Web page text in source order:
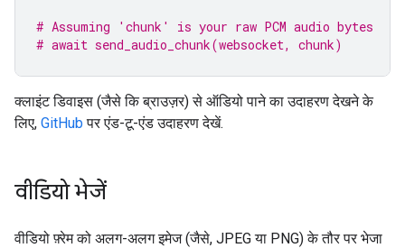
# Assuming 'chunk' is your raw PCM audio bytes
# await send_audio_chunk(websocket, chunk)
क्लाइंट डिवाइस (जैसे कि ब्राउज़र) से ऑडियो पाने का उदाहरण देखने के
लिए, GitHub पर एंड-टू-एंड उदाहरण देखें.
वीडियो भेजें
वीडियो फ़्रेम को अलग-अलग इमेज (जैसे, JPEG या PNG) के तौर पर भेजा